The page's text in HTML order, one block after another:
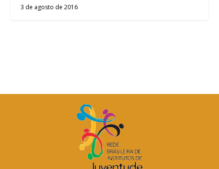
3 de agosto de 2016